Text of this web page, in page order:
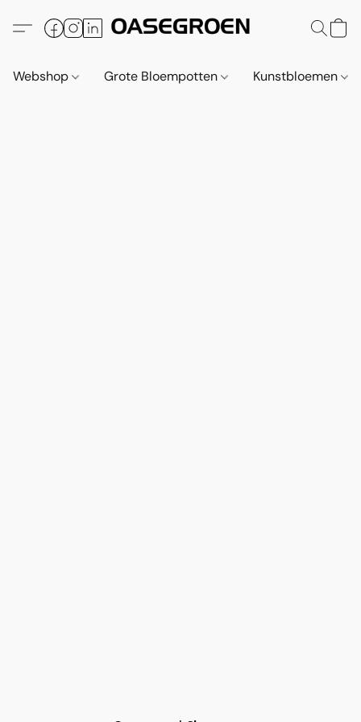
Webshop Grote Bloempotten Kunstbloemen